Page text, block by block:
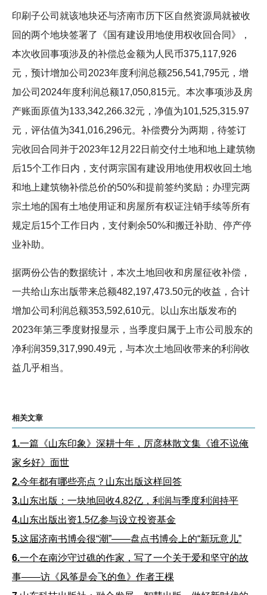
印刷子公司就该地块还与济南市历下区自然资源局就被收
回的两个地块签署了《国有建设用地使用权收回合同》，
本次收回事项涉及的补偿总金额为人民币375,117,926
元，预计增加公司2023年度利润总额256,541,795元，增
加公司2024年度利润总额17,050,815元。本次事项涉及房
产账面原值为133,342,266.32元，净值为101,525,315.97
元，评估值为341,016,296元。补偿费分为两期，待签订
完收回合同并于2023年12月22日前交付土地和地上建筑物
后15个工作日内，支付两宗国有建设用地使用权收回土地
和地上建筑物补偿总价的50%和提前签约奖励；办理完两
宗土地的国有土地使用证和房屋所有权证注销手续等所有
规定后15个工作日内，支付剩余50%和搬迁补助、停产停
业补助。
据两份公告的数据统计，本次土地回收和房屋征收补偿，
一共给山东出版带来总额482,197,473.50元的收益，合计
增加公司利润总额353,592,610元。以山东出版发布的
2023年第三季度财报显示，当季度归属于上市公司股东的
净利润359,317,990.49元，与本次土地回收带来的利润收
益几乎相当。
相关文章
1.一篇《山东印象》深耕十年，厉彦林散文集《谁不说俺
家乡好》面世
2.今年都有哪些亮点？山东出版这样回答
3.山东出版：一块地回收4.82亿，利润与季度利润持平
4.山东出版出资1.5亿参与设立投资基金
5.这届济南书博会很“潮”——盘点书博会上的“新玩意儿”
6.一个在南沙守过礁的作家，写了一个关于爱和坚守的故
事——访《风筝是会飞的鱼》作者王棵